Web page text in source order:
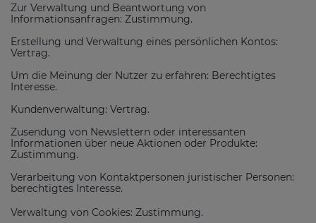
Zur Verwaltung und Beantwortung von
Informationsanfragen: Zustimmung.
Erstellung und Verwaltung eines persönlichen Kontos:
Vertrag.
Um die Meinung der Nutzer zu erfahren: Berechtigtes
Interesse.
Kundenverwaltung: Vertrag.
Zusendung von Newslettern oder interessanten
Informationen über neue Aktionen oder Produkte:
Zustimmung.
Verarbeitung von Kontaktpersonen juristischer Personen:
berechtigtes Interesse.
Verwaltung von Cookies: Zustimmung.